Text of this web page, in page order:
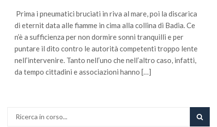
Prima i pneumatici bruciati in riva al mare, poi la discarica
di eternit data alle fiamme in cima alla collina di Badia. Ce
n’è a sufficienza per non dormire sonni tranquilli e per
puntare il dito contro le autorità competenti troppo lente
nell’intervenire. Tanto nell’uno che nell’altro caso, infatti,
da tempo cittadini e associazioni hanno […]